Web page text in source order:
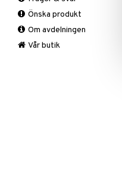
Barnpussel
Pusseltillbehör
Pysselset
Rita & Måla
Skolmaterial
Stickers
Sällskapsspel
Önska produkt
Om avdelningen
Vår butik